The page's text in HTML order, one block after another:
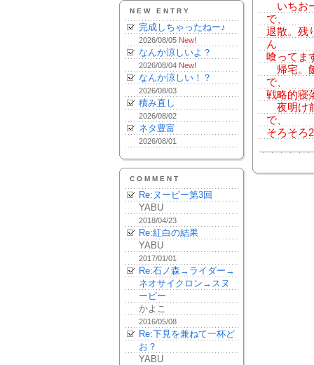
NEW ENTRY
完成しちゃったねー♪
2026/08/05 New!
なんか涼しいよ？
2026/08/04 New!
なんか涼しい！？
2026/08/03
積み直し
2026/08/02
ネタ豊富
2026/08/01
COMMENT
Re:ヌーピー第3回
YABU
2018/04/23
Re:紅白の結果
YABU
2017/01/01
Re:石ノ森→ライダー→
ネオサイクロン→スヌ
ーピー
かよこ
2016/05/08
Re:下見を兼ねて一杯ど
お？
YABU
いちお
で、
退散。残
ん
喰ってま
帰宅。
で、
戦略的寝
夜明け
で、
そろそろ